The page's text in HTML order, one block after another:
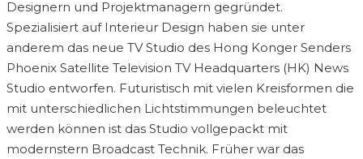
Designern und Projektmanagern gegründet.
Spezialisiert auf Interieur Design haben sie unter
anderem das neue TV Studio des Hong Konger Senders
Phoenix Satellite Television TV Headquarters (HK) News
Studio entworfen. Futuristisch mit vielen Kreisformen die
mit unterschiedlichen Lichtstimmungen beleuchtet
werden können ist das Studio vollgepackt mit
modernstern Broadcast Technik. Früher war das